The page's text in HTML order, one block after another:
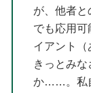
が、他者
でも応用可
イアント（
きっとみな
か……。私